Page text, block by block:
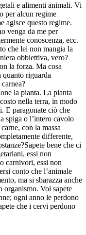
e alimenti animali. Vi
per alcun regime
agisce questo regime.
venga da me per
conoscenza, ecc.
che lei non mangia la
obbiettiva, vero?
la forza. Ma cosa
riguarda
la pianta. La pianta
nella terra, in modo
E paragonate ciò che
spiga o l’intero cavolo
con la massa
differente,
bene che ci
essi non
carnivori, essi non
conto che l’animale
ma si sbarazza anche
organismo. Voi sapete
ogni anno le perdono
che i cervi perdono